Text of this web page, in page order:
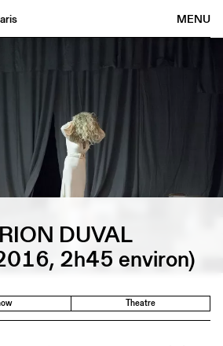
MENU
DUVAL
2h45 environ)
Theatre